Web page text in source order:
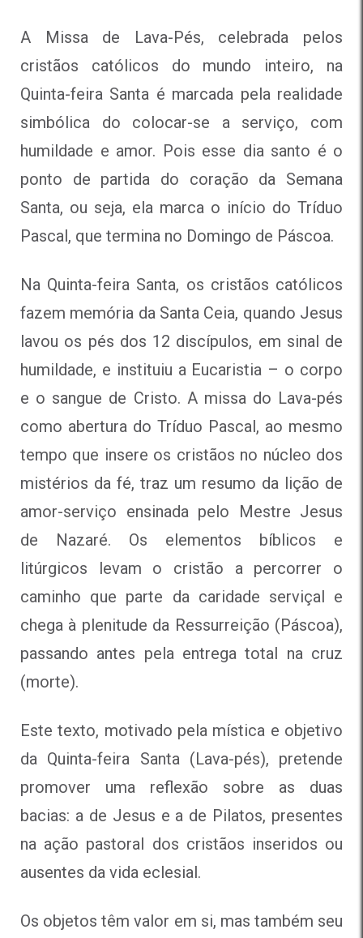
A Missa de Lava-Pés, celebrada pelos
cristãos católicos do mundo inteiro, na
Quinta-feira Santa é marcada pela realidade
simbólica do colocar-se a serviço, com
humildade e amor. Pois esse dia santo é o
ponto de partida do coração da Semana
Santa, ou seja, ela marca o início do Tríduo
Pascal, que termina no Domingo de Páscoa.
Na Quinta-feira Santa, os cristãos católicos
fazem memória da Santa Ceia, quando Jesus
lavou os pés dos 12 discípulos, em sinal de
humildade, e instituiu a Eucaristia – o corpo
e o sangue de Cristo. A missa do Lava-pés
como abertura do Tríduo Pascal, ao mesmo
tempo que insere os cristãos no núcleo dos
mistérios da fé, traz um resumo da lição de
amor-serviço ensinada pelo Mestre Jesus
de Nazaré. Os elementos bíblicos e
litúrgicos levam o cristão a percorrer o
caminho que parte da caridade serviçal e
chega à plenitude da Ressurreição (Páscoa),
passando antes pela entrega total na cruz
(morte).
Este texto, motivado pela mística e objetivo
da Quinta-feira Santa (Lava-pés), pretende
promover uma reflexão sobre as duas
bacias: a de Jesus e a de Pilatos, presentes
na ação pastoral dos cristãos inseridos ou
ausentes da vida eclesial.
Os objetos têm valor em si, mas também seu